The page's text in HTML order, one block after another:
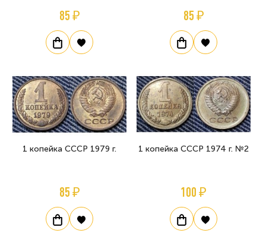
85 ₽ 85 ₽
1 копейка СССР 1979 г.
85 ₽
1 копейка СССР 1974 г. №2
100 ₽